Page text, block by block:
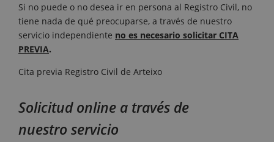
Si no puede o no desea ir en persona al Registro Civil, no
tiene nada de qué preocuparse, a través de nuestro
servicio independiente no es necesario solicitar CITA
PREVIA.
Cita previa Registro Civil de Arteixo
Solicitud online a través de
nuestro servicio